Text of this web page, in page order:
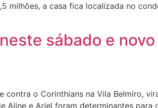
a casa fica localizada no
sábado e
contra o Corinthians na Vila Belmiro,
Aline e Ariel foram determinantes